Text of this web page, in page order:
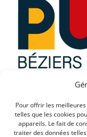
Pour offrir les
telles que les cookies
appareils. Le fait de
traiter des données